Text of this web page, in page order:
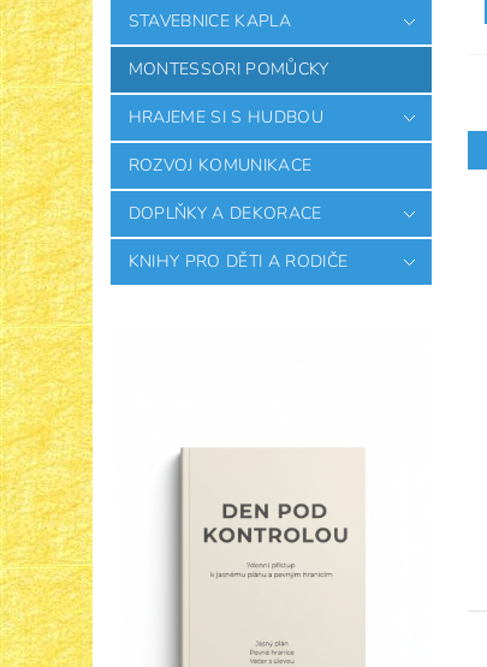
STAVEBNICE KAPLA
MONTESSORI POMŮCKY
HRAJEME SI S HUDBOU
ROZVOJ KOMUNIKACE
DOPLŇKY A DEKORACE
KNIHY PRO DĚTI A RODIČE